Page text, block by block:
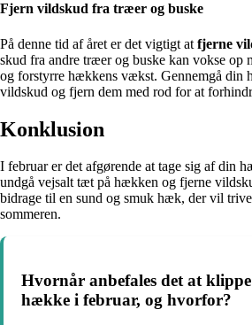
Fjern vildskud fra træer og buske
På denne tid af året er det vigtigt at fjerne
skud fra andre træer og buske kan vokse op
og forstyrre hækkens vækst. Gennemgå din
vildskud og fjern dem med rod for at
Konklusion
I februar er det afgørende at tage sig af din
undgå vejsalt tæt på hækken og fjerne
bidrage til en sund og smuk hæk, der vil
sommeren.
Hvornår anbefales det at
hække i februar, og hvorfor?